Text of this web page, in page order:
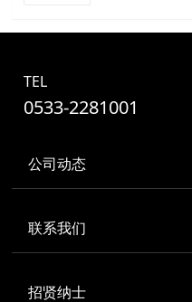
TEL
0533-2281001
公司动态
联系我们
招贤纳士